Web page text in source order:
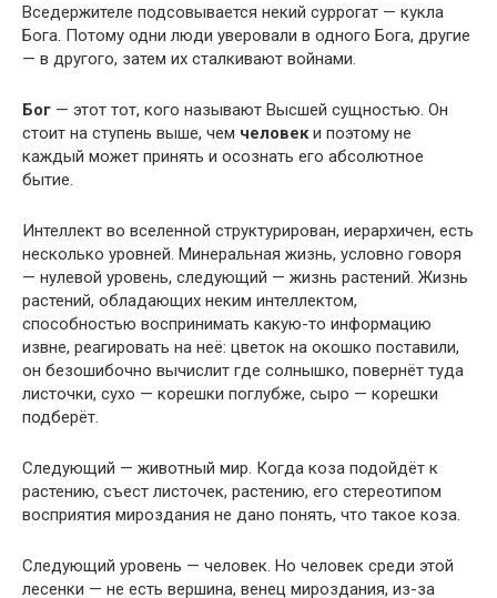
Вседержителе подсовывается некий суррогат — кукла
Бога. Потому одни люди уверовали в одного Бога, другие
— в другого, затем их сталкивают войнами.
Бог — этот тот, кого называют Высшей сущностью. Он
стоит на ступень выше, чем человеки поэтому не
каждый может принять и осознать его абсолютное
бытие.
Интеллект во вселенной структурирован, иерархичен, есть
несколько уровней. Минеральная жизнь, условно говоря
— нулевой уровень, следующий — жизнь растений. Жизнь
растений, обладающих неким интеллектом,
способностью воспринимать какую-то информацию
извне, реагировать на неё: цветок на окошко поставили,
он безошибочно вычислит где солнышко, повернёт туда
листочки, сухо — корешки поглубже, сыро — корешки
подберёт.
Следующий — животный мир. Когда коза подойдёт к
растению, съест листочек, растению, его стереотипом
восприятия мироздания не дано понять, что такое коза.
Следующий уровень — человек. Но человек среди этой
лесенки — не есть вершина, венец мироздания, из-за